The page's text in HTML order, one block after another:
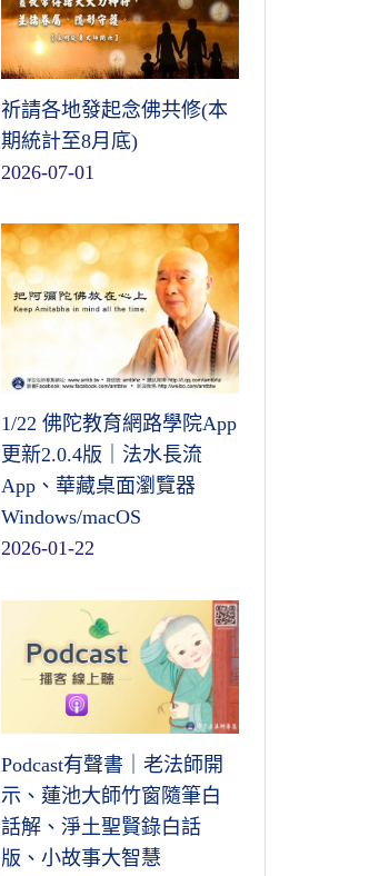
祈請各地發起念佛共修(本
期統計至8月底)
2026-07-01
1/22 佛陀教育網路學院App
更新2.0.4版｜法水長流
App、華藏桌面瀏覽器
Windows/macOS
2026-01-22
Podcast有聲書｜老法師開
示、蓮池大師竹窗隨筆白
話解、淨土聖賢錄白話
版、小故事大智慧